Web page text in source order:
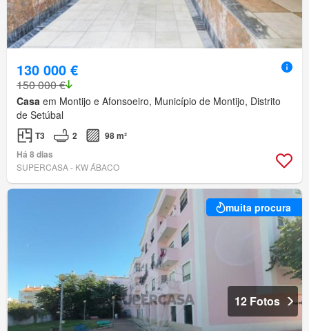
130 000 €
150 000 €
Casa em Montijo e Afonsoeiro, Município de Montijo, Distrito
de Setúbal
T3 2
98 m²
Há 8 dias
SUPERCASA - KW ÁBACO
muita procura
12 Fotos